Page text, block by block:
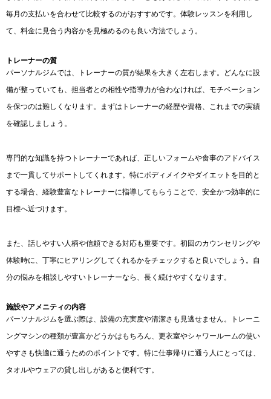
毎月の支払いを合わせて比較するのがおすすめです。体験レッスンを利用し
て、料金に見合う内容かを見極めるのも良い方法でしょう。
トレーナーの質
パーソナルジムでは、トレーナーの質が結果を大きく左右します。どんなに設
備が整っていても、担当者との相性や指導力が合わなければ、モチベーション
を保つのは難しくなります。まずはトレーナーの経歴や資格、これまでの実績
を確認しましょう。
専門的な知識を持つトレーナーであれば、正しいフォームや食事のアドバイス
まで一貫してサポートしてくれます。特にボディメイクやダイエットを目的と
する場合、経験豊富なトレーナーに指導してもらうことで、安全かつ効率的に
目標へ近づけます。
また、話しやすい人柄や信頼できる対応も重要です。初回のカウンセリングや
体験時に、丁寧にヒアリングしてくれるかをチェックすると良いでしょう。自
分の悩みを相談しやすいトレーナーなら、長く続けやすくなります。
施設やアメニティの内容
パーソナルジムを選ぶ際は、設備の充実度や清潔さも見逃せません。トレーニ
ングマシンの種類が豊富かどうかはもちろん、更衣室やシャワールームの使い
やすさも快適に通うためのポイントです。特に仕事帰りに通う人にとっては、
タオルやウェアの貸し出しがあると便利です。